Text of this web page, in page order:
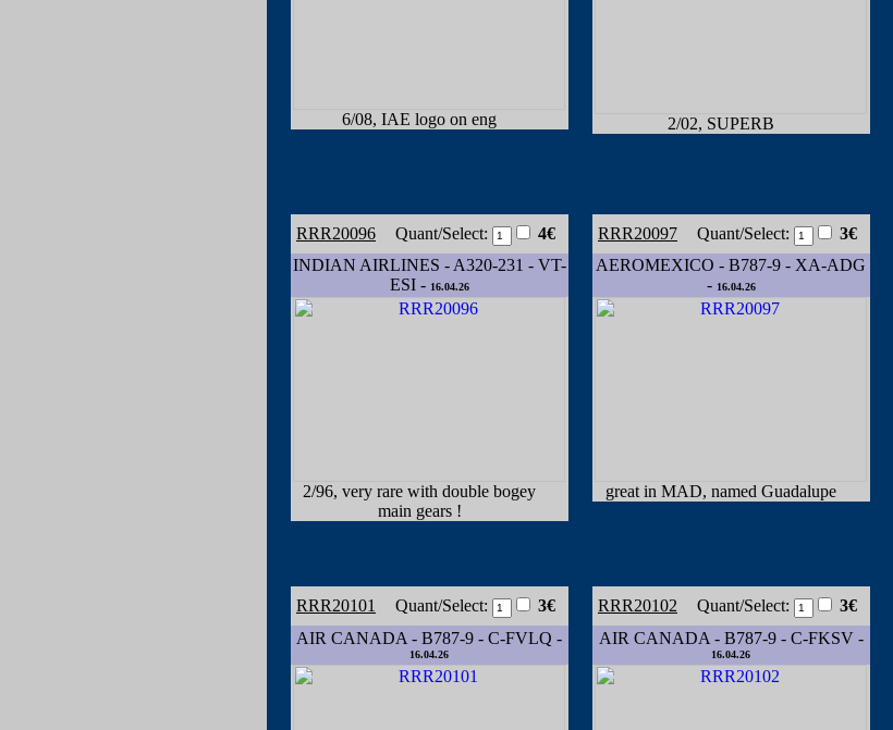
6/08, IAE logo on eng 2/02, SUPERB
RRR20096 Quant/Select:
4€
INDIAN AIRLINES - A320-231 - VT-
ESI - 16.04.26
2/96, very rare with double bogey
main gears !
RRR20097 Quant/Select:
3€
AEROMEXICO - B787-9 - XA-ADG
- 16.04.26
great in MAD, named Guadalupe
RRR20101 Quant/Select:
3€
AIR CANADA - B787-9 - C-FVLQ -
16.04.26
RRR20102 Quant/Select:
3€
AIR CANADA - B787-9 - C-FKSV -
16.04.26